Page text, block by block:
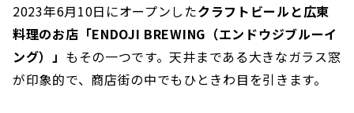
2023年6月10日にオープンしたクラフトビールと広東
料理のお店「ENDOJI BREWING（エンドウジブルーイ
ング）」 もその一つです。天井まである大きなガラス窓
が印象的で、商店街の中でもひときわ目を引きます。